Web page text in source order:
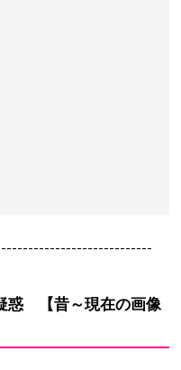
惑
【昔～現在の画像